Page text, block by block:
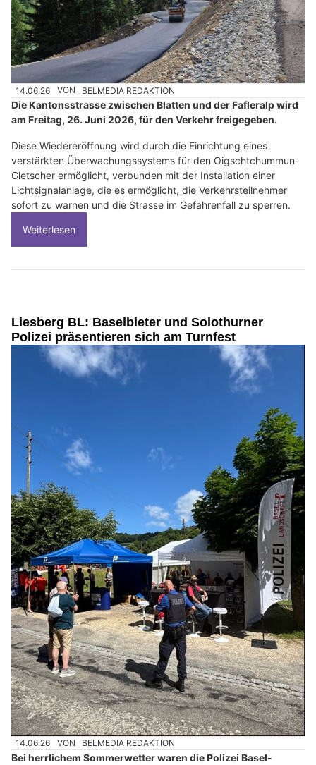
14.06.26 VON BELMEDIA REDAKTION
Die Kantonsstrasse zwischen Blatten und der Fafleralp wird
am Freitag, 26. Juni 2026, für den Verkehr freigegeben.
Diese Wiedereröffnung wird durch die Einrichtung eines
verstärkten Überwachungssystems für den Oigschtchummun-
Gletscher ermöglicht, verbunden mit der Installation einer
Lichtsignalanlage, die es ermöglicht, die Verkehrsteilnehmer
sofort zu warnen und die Strasse im Gefahrenfall zu sperren.
Weiterlesen
Liesberg BL: Baselbieter und Solothurner
Polizei präsentieren sich am Turnfest
14.06.26 VON BELMEDIA REDAKTION
Bei herrlichem Sommerwetter waren die Polizei Basel-